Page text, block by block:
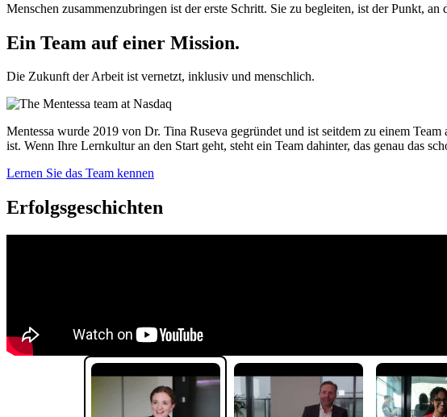
Menschen zusammenzubringen ist der erste Schritt. Sie zu begleiten, ist der Punkt,
Ein Team auf einer Mission.
Die Zukunft der Arbeit ist vernetzt, inklusiv und menschlich.
Mentessa wurde 2019 von Dr. Tina Ruseva gegründet und ist seitdem zu einem
ist. Wenn Ihre Lernkultur an den Start geht, steht ein Team dahinter, das genau das
Lernen Sie das Team kennen
Erfolgsgeschichten